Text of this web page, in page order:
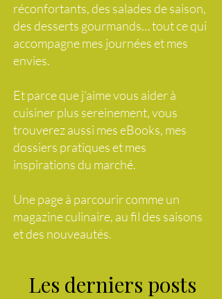
réconfortants, des salades de saison,
des desserts gourmands… tout ce qui
accompagne mes journées et mes
envies.
Et parce que j’aime vous aider à
cuisiner plus sereinement, vous
trouverez aussi mes eBooks, mes
dossiers pratiques et mes
inspirations du marché.
Une page à parcourir comme un
magazine culinaire, au fil des saisons
et des nouveautés.
Les derniers posts